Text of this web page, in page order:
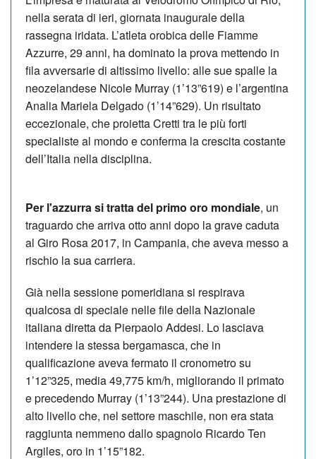
nella serata di ieri, giornata inaugurale della
rassegna iridata. L’atleta orobica delle Fiamme
Azzurre, 29 anni, ha dominato la prova mettendo in
fila avversarie di altissimo livello: alle sue spalle la
neozelandese Nicole Murray (1’13”619) e l’argentina
Analia Mariela Delgado (1’14”629). Un risultato
eccezionale, che proietta Cretti tra le più forti
specialiste al mondo e conferma la crescita costante
dell’Italia nella disciplina.
Per l'azzurra si tratta del primo oro mondiale, un
traguardo che arriva otto anni dopo la grave caduta
al Giro Rosa 2017, in Campania, che aveva messo a
rischio la sua carriera.
Già nella sessione pomeridiana si respirava
qualcosa di speciale nelle file della Nazionale
italiana diretta da Pierpaolo Addesi. Lo lasciava
intendere la stessa bergamasca, che in
qualificazione aveva fermato il cronometro su
1’12”325, media 49,775 km/h, migliorando il primato
e precedendo Murray (1’13”244). Una prestazione di
alto livello che, nel settore maschile, non era stata
raggiunta nemmeno dallo spagnolo Ricardo Ten
Argiles, oro in 1’15”182.